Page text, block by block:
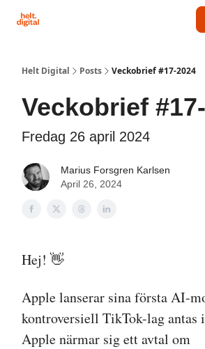
Helt Digital Posts Veckobrief #17-2024
Veckobrief
Fredag 26 april 2024
Marius Forsgren Karlsen
April 26, 2024
Hej! 👋
Apple lanserar sina första AI-
kontroversiell TikTok-lag antas
Apple närmar sig ett avtal om